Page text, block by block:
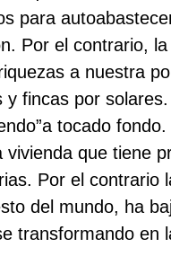
para
Por el contrario,
a nuestra
fincas por
tocado
que tiene
Por el contrario
del mundo, ha
transformando en